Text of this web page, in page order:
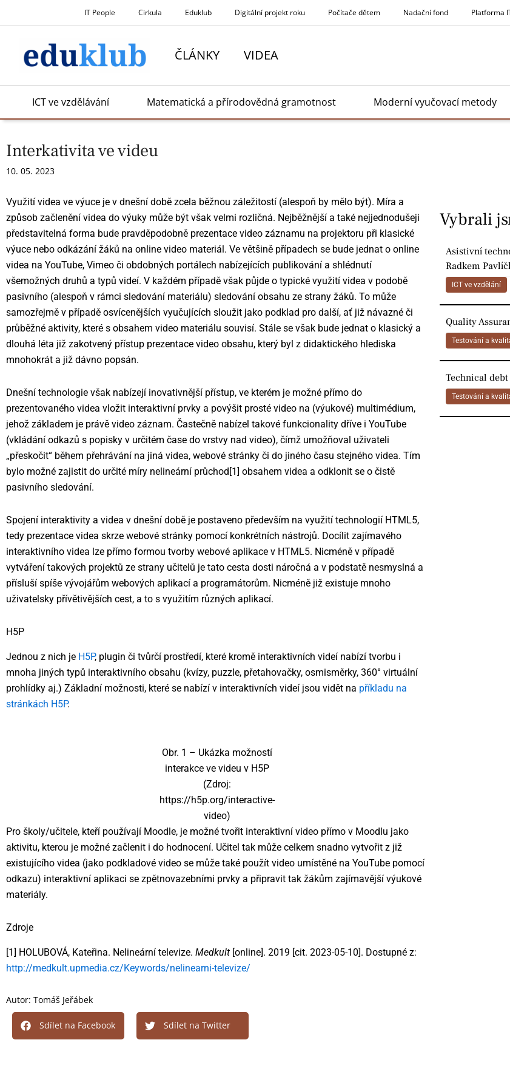
na
IT People Cirkula Eduklub Digitální projekt roku Počítače dětem Nadační fond Platforma
ČLÁNKY VIDEA
ICT ve vzdělávání Matematická a přírodovědná gramotnost Moderní vyučovací metody
Interkativita ve videu
10. 05. 2023
Využití videa ve výuce je v dnešní době zcela běžnou záležitostí (alespoň by mělo být). Míra a
způsob začlenění videa do výuky může být však velmi rozličná. Nejběžnější a také nejjednodušeji
představitelná forma bude pravděpodobně prezentace video záznamu na projektoru při klasické
výuce nebo odkázání žáků na online video materiál. Ve většině případech se bude jednat o online
videa na YouTube, Vimeo či obdobných portálech nabízejících publikování a shlédnutí
všemožných druhů a typů videí. V každém případě však půjde o typické využití videa v podobě
pasivního (alespoň v rámci sledování materiálu) sledování obsahu ze strany žáků. To může
samozřejmě v případě osvícenějších vyučujících sloužit jako podklad pro další, ať již návazné či
průběžné aktivity, které s obsahem video materiálu souvisí. Stále se však bude jednat o klasický a
dlouhá léta již zakotvený přístup prezentace video obsahu, který byl z didaktického hlediska
mnohokrát a již dávno popsán.
Dnešní technologie však nabízejí inovativnější přístup, ve kterém je možné přímo do
prezentovaného videa vložit interaktivní prvky a povýšit prosté video na (výukové) multimédium,
jehož základem je právě video záznam. Častečně nabízel takové funkcionality dříve i YouTube
(vkládání odkazů s popisky v určitém čase do vrstvy nad video), čímž umožňoval uživateli
„přeskočit“ během přehrávání na jiná videa, webové stránky či do jiného času stejného videa. Tím
bylo možné zajistit do určité míry nelineární průchod[1] obsahem videa a odklonit se o čistě
pasivního sledování.
Spojení interaktivity a videa v dnešní době je postaveno především na využití technologií HTML5,
tedy prezentace videa skrze webové stránky pomocí konkrétních nástrojů. Docílit zajímavého
interaktivního videa lze přímo formou tvorby webové aplikace v HTML5. Nicméně v případě
vytváření takových projektů ze strany učitelů je tato cesta dosti náročná a v podstatě nesmyslná a
přísluší spíše vývojářům webových aplikací a programátorům. Nicméně již existuje mnoho
uživatelsky přívětivějších cest, a to s využitím různých aplikací.
H5P
Jednou z nich je H5P, plugin či tvůrčí prostředí, které kromě interaktivních videí nabízí tvorbu i
mnoha jiných typů interaktivního obsahu (kvízy, puzzle, přetahovačky, osmisměrky, 360° virtuální
prohlídky aj.) Základní možnosti, které se nabízí v interaktivních videí jsou vidět na příkladu na
stránkách H5P.
Obr. 1 – Ukázka možností
interakce ve videu v H5P
(Zdroj:
https://h5p.org/interactive-
video)
Pro školy/učitele, kteří používají Moodle, je možné tvořit interaktivní video přímo v Moodlu jako
aktivitu, kterou je možné začlenit i do hodnocení. Učitel tak může celkem snadno vytvořit z již
existujícího videa (jako podkladové video se může také použít video umístěné na YouTube pomocí
odkazu) interaktivní aplikaci se zpětnovazebními prvky a připravit tak žákům zajímavější výukové
materiály.
Zdroje
[1] HOLUBOVÁ, Kateřina. Nelineární televize. Medkult [online]. 2019 [cit. 2023-05-10]. Dostupné z:
http://medkult.upmedia.cz/Keywords/nelinearni-televize/
Autor: Tomáš Jeřábek
Sdílet na Facebook Sdílet na Twitter
Vybrali
Asistivní
Radkem
ICT ve vzdělání
Quality
Testování a
Technical debt
Testování a